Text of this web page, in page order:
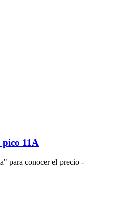
pico 11A
para conocer el precio -